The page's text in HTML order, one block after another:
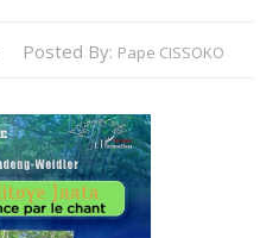
Posted By: Pape CISSOKO